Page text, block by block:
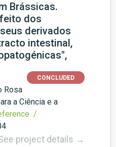
Brássicas.
dos
derivados
intestinal,
CONCLUDED
Rosa
a Ciência e a
/
project details →